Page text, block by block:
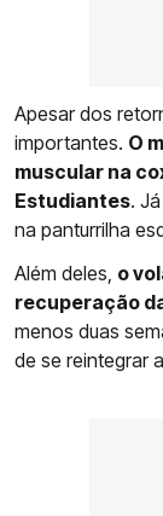
Apesar dos
importantes. O
muscular na
Estudiantes.
na panturrilha
Além deles, o
recuperação
menos duas
de se reintegrar